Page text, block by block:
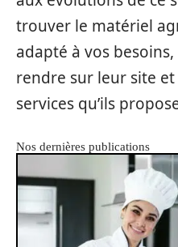
trouver le matériel
adapté à vos besoins,
rendre sur leur site
services qu’ils
Nos dernières publications